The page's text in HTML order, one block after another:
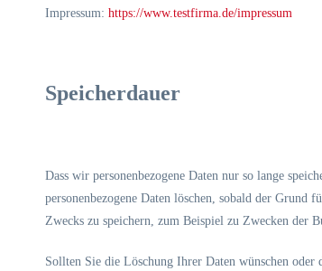
Impressum: https://www.testfirma.de/impressum
Speicherdauer
Dass wir personenbezogene Daten nur so lange
personenbezogene Daten löschen, sobald der
Zwecks zu speichern, zum Beispiel zu Zwecken der
Sollten Sie die Löschung Ihrer Daten wünschen